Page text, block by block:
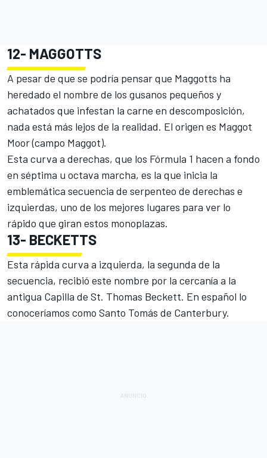
12- MAGGOTTS
A pesar de que se podría pensar que Maggotts ha
heredado el nombre de los gusanos pequeños y
achatados que infestan la carne en descomposición,
nada está más lejos de la realidad. El origen es Maggot
Moor (campo Maggot).
Esta curva a derechas, que los Fórmula 1 hacen a fondo
en séptima u octava marcha, es la que inicia la
emblemática secuencia de serpenteo de derechas e
izquierdas, uno de los mejores lugares para ver lo
rápido que giran estos monoplazas.
13- BECKETTS
Esta rápida curva a izquierda, la segunda de la
secuencia, recibió este nombre por la cercanía a la
antigua Capilla de St. Thomas Beckett. En español lo
conoceríamos como Santo Tomás de Canterbury.